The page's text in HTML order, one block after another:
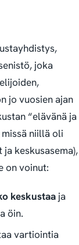
joka
jo vuosien ajan
“elävänä ja
niillä oli
keskusasema),
on voinut:
keskustaaja
öin.
vartiointia